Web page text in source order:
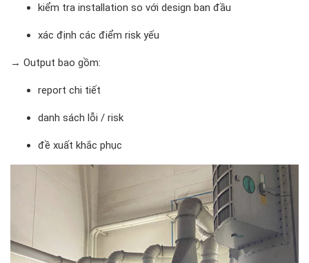
kiểm tra installation so với design ban đầu
xác định các điểm risk yếu
→ Output bao gồm:
report chi tiết
danh sách lỗi / risk
đề xuất khắc phục